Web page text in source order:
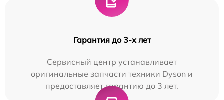
Гарантия до 3-х лет
Сервисный центр устанавливает
оригинальные запчасти техники Dyson и
предоставляет гарантию до 3 лет.